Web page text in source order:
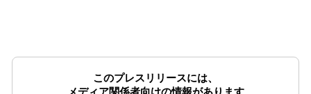
このプレスリリースには、